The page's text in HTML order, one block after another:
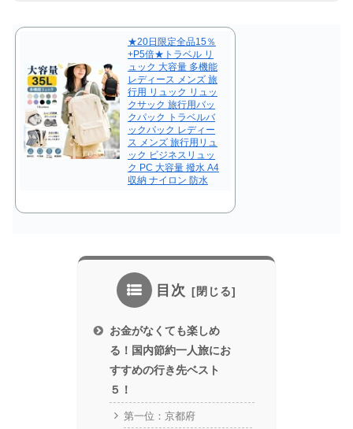
★20日限定全品15％
+P5倍★トラベル リ
ュック 大容量 多機能
レディース メンズ 旅
行用 リュック リュッ
クサック 旅行用バッ
クパック トラベルバ
ックパック レディー
ス メンズ 旅行用リュ
ック ビジネスリュッ
ク PC 大容量 撥水 A4
収納 ナイロン 防水
目次
お金がなくても楽しめ
る！国内節約一人旅にお
すすめの行き先ベスト
５！
第一位：京都府